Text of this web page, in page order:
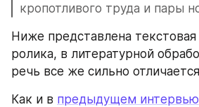
кропотливого труда и пары
Ниже представлена текстовая
ролика, в литературной
речь все же сильно
Как и в предыдущем интервью